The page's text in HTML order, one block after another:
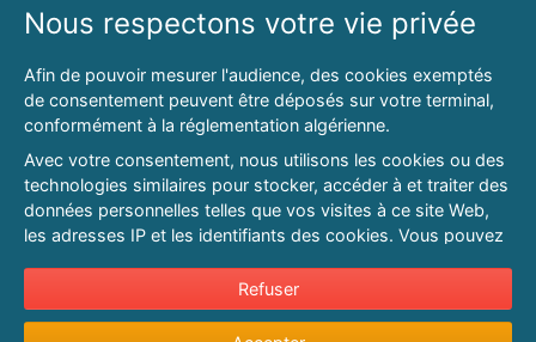
NOS RÉSEAUX SOCIAUX
Notre page Facebook
Notre page LinkedIn
Notre page Instagram
Notre page Twitter
© 2026 PAGESMAGHREB.COM. ALL RIGHTS RESERVED
Conditions générales d'utilisation
Nous respectons votre vie privée
Afin de pouvoir mesurer l'audience, des cookies exemptés
de consentement peuvent être déposés sur votre terminal,
conformément à la réglementation algérienne.
Avec votre consentement, nous utilisons les cookies ou des
technologies similaires pour stocker, accéder à et traiter des
données personnelles telles que vos visites à ce site Web,
les adresses IP et les identifiants des cookies. Vous pouvez
sur l'intérêt légitime à tout moment en cliquant sur « Refuser
».
Refuser